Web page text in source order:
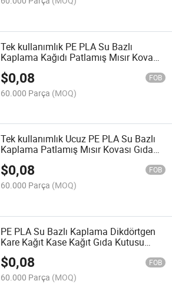
Tek kullanımlık PE PLA Su Bazlı
Kaplama Kağıdı Patlamış Mısır Kova
$0,08 FOB
60.000 Parça (MOQ)
Tek kullanımlık Ucuz PE PLA Su Bazlı
Kaplama Patlamış Mısır Kovası Gıda
Kağıt Ambalajı
$0,08 FOB
60.000 Parça (MOQ)
PE PLA Su Bazlı Kaplama Dikdörtgen
Kare Kağıt Kase Kağıt Gıda Kutusu
Ambalajı
$0,08 FOB
60.000 Parça (MOQ)